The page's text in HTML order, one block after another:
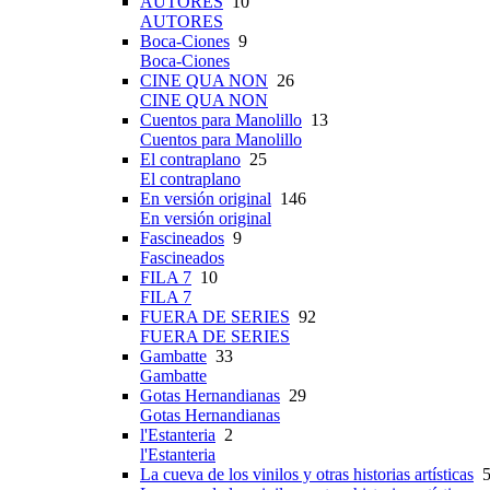
AUTORES
Boca-Ciones 9
Boca-Ciones
CINE QUA NON 26
CINE QUA NON
Cuentos para Manolillo 13
Cuentos para Manolillo
El contraplano 25
El contraplano
En versión original 146
En versión original
Fascineados 9
Fascineados
FILA 7 10
FILA 7
FUERA DE SERIES 92
FUERA DE SERIES
Gambatte 33
Gambatte
Gotas Hernandianas 29
Gotas Hernandianas
l'Estanteria 2
l'Estanteria
La cueva de los vinilos y otras historias artísticas